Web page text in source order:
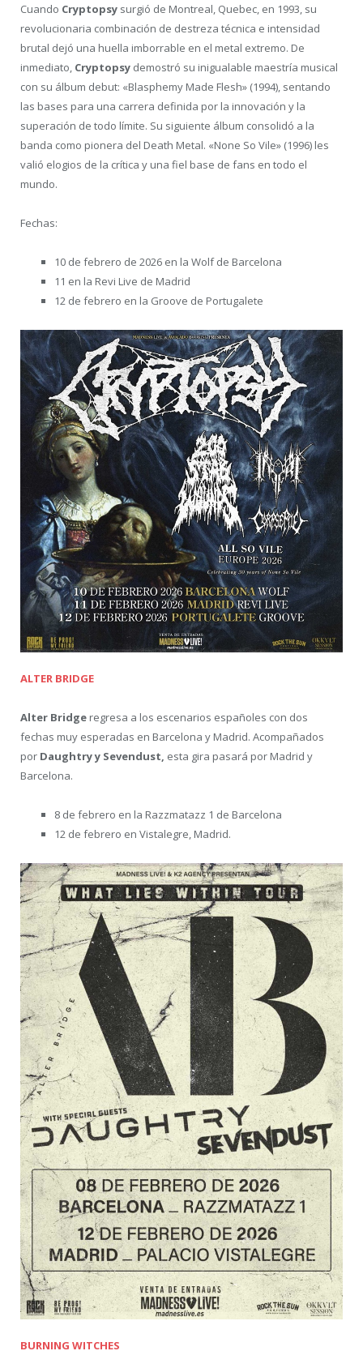
Cuando Cryptopsy surgió de Montreal, Quebec, en 1993, su
revolucionaria combinación de destreza técnica e intensidad
brutal dejó una huella imborrable en el metal extremo. De
inmediato, Cryptopsy demostró su inigualable maestría musical
con su álbum debut: «Blasphemy Made Flesh» (1994), sentando
las bases para una carrera definida por la innovación y la
superación de todo límite. Su siguiente álbum consolidó a la
banda como pionera del Death Metal. «None So Vile» (1996) les
valió elogios de la crítica y una fiel base de fans en todo el
mundo.
Fechas:
10 de febrero de 2026 en la Wolf de Barcelona
11 en la Revi Live de Madrid
12 de febrero en la Groove de Portugalete
ALTER BRIDGE
Alter Bridge regresa a los escenarios españoles con dos
fechas muy esperadas en Barcelona y Madrid. Acompañados
por Daughtry y Sevendust, esta gira pasará por Madrid y
Barcelona.
8 de febrero en la Razzmatazz 1 de Barcelona
12 de febrero en Vistalegre, Madrid.
BURNING WITCHES